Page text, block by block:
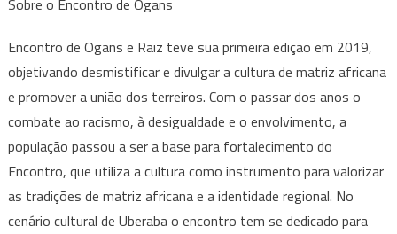
Sobre o Encontro de Ogans
Encontro de Ogans e Raiz teve sua primeira edição em 2019,
objetivando desmistificar e divulgar a cultura de matriz africana
e promover a união dos terreiros. Com o passar dos anos o
combate ao racismo, à desigualdade e o envolvimento, a
população passou a ser a base para fortalecimento do
Encontro, que utiliza a cultura como instrumento para valorizar
as tradições de matriz africana e a identidade regional. No
cenário cultural de Uberaba o encontro tem se dedicado para